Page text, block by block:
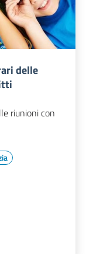
delle
riunioni con